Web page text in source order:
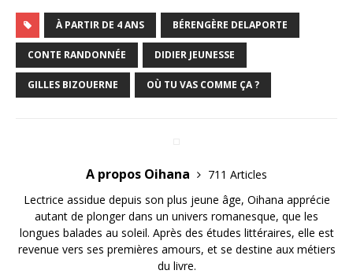
À PARTIR DE 4 ANS BÉRENGÈRE DELAPORTE
CONTE RANDONNÉE DIDIER JEUNESSE
GILLES BIZOUERNE OÙ TU VAS COMME ÇA ?
A propos Oihana
711 Articles
Lectrice assidue depuis son plus jeune âge, Oihana apprécie
autant de plonger dans un univers romanesque, que les
longues balades au soleil. Après des études littéraires, elle est
revenue vers ses premières amours, et se destine aux métiers
du livre.